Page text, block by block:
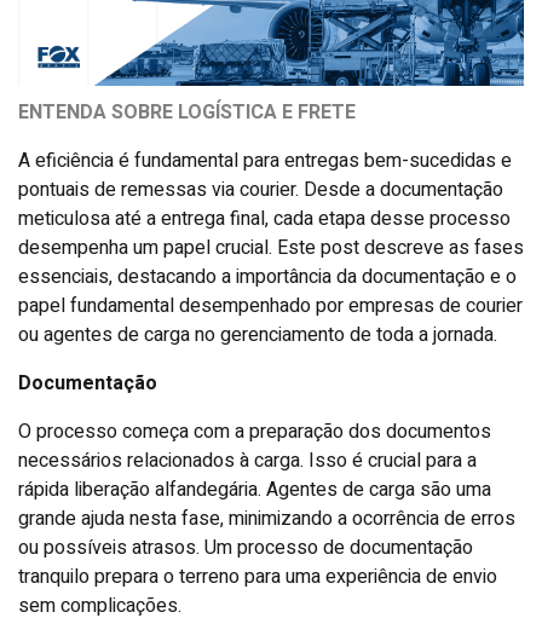
ENTENDA SOBRE LOGÍSTICA E FRETE
A eficiência é fundamental para entregas bem-sucedidas e
pontuais de remessas via courier. Desde a documentação
meticulosa até a entrega final, cada etapa desse processo
desempenha um papel crucial. Este post descreve as fases
essenciais, destacando a importância da documentação e o
papel fundamental desempenhado por empresas de courier
ou agentes de carga no gerenciamento de toda a jornada.
Documentação
O processo começa com a preparação dos documentos
necessários relacionados à carga. Isso é crucial para a
rápida liberação alfandegária. Agentes de carga são uma
grande ajuda nesta fase, minimizando a ocorrência de erros
ou possíveis atrasos. Um processo de documentação
tranquilo prepara o terreno para uma experiência de envio
sem complicações.